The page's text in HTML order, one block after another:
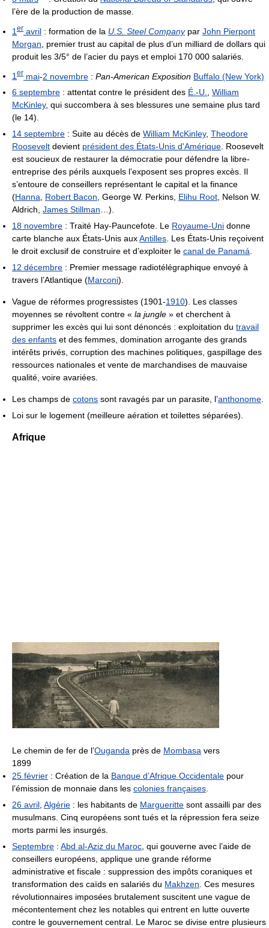
l’ère de la production de masse.
1 er avril : formation de la U.S. Steel Companypar John Pierpont
Morgan , premier trust au capital de plus d’un milliard de dollars qui
produit les 3/5° de l’acier du pays et emploi 170 000 salariés.
1er mai-2 novembre : Pan-American Exposition Buffalo (New York)
6 septembre : attentat contre le président des É.-U., William
McKinley, qui succombera à ses blessures une semaine plus tard
(le 14).
14 septembre : Suite au décès de William McKinley, Theodore
Roosevelt devient président des États-Unis d'Amérique. Roosevelt
est soucieux de restaurer la démocratie pour défendre la libre-
entreprise des périls auxquels l’exposent ses propres excès. Il
s’entoure de conseillers représentant le capital et la finance
(Hanna, Robert Bacon, George W. Perkins, Elihu Root, Nelson W.
Aldrich, James Stillman…).
18 novembre : Traité Hay-Pauncefote. Le Royaume-Uni donne
carte blanche aux États-Unis auxAntilles. Les États-Unis reçoivent
le droit exclusif de construire et d’exploiter le canal de Panamá.
12 décembre : Premier message radiotélégraphique envoyé à
travers l’Atlantique (Marconi).
Vague de réformes progressistes (1901-1910). Les classes
moyennes se révoltent contre « la jungle » et cherchent à
supprimer les excès qui lui sont dénoncés : exploitation du travail
des enfants et des femmes, domination arrogante des grands
intérêts privés, corruption des machines politiques, gaspillage des
ressources nationales et vente de marchandises de mauvaise
qualité, voire avariées.
Les champs de cotons sont ravagés par un parasite, l’anthonome.
Loi sur le logement (meilleure aération et toilettes séparées).
Afrique
Le chemin de fer de l’Ouganda près de Mombasa vers
1899
25 février : Création de la Banque d’Afrique Occidentale pour
l’émission de monnaie dans les colonies françaises.
26 avril, Algérie : les habitants de Margueritte sont assailli par des
musulmans. Cinq européens sont tués et la répression fera seize
morts parmi les insurgés.
Septembre : Abd al-Aziz du Maroc, qui gouverne avec l’aide de
conseillers européens, applique une grande réforme
administrative et fiscale : suppression des impôts coraniques et
transformation des caïds en salariés du Makhzen. Ces mesures
révolutionnaires imposées brutalement suscitent une vague de
mécontentement chez les notables qui entrent en lutte ouverte
contre le gouvernement central. Le Maroc se divise entre plusieurs